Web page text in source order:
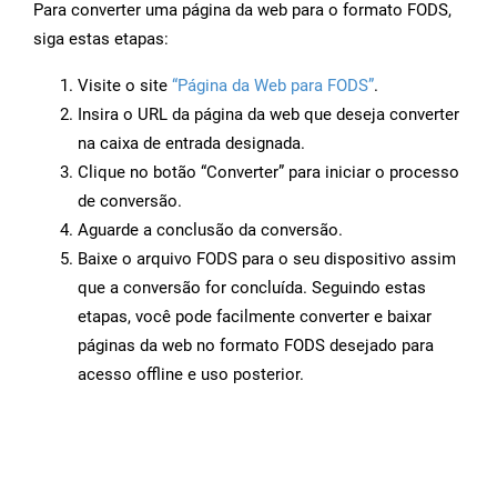
Para converter uma página da web para o formato FODS,
siga estas etapas:
Visite o site “Página da Web para FODS”.
Insira o URL da página da web que deseja converter
na caixa de entrada designada.
Clique no botão “Converter” para iniciar o processo
de conversão.
Aguarde a conclusão da conversão.
Baixe o arquivo FODS para o seu dispositivo assim
que a conversão for concluída. Seguindo estas
etapas, você pode facilmente converter e baixar
páginas da web no formato FODS desejado para
acesso offline e uso posterior.